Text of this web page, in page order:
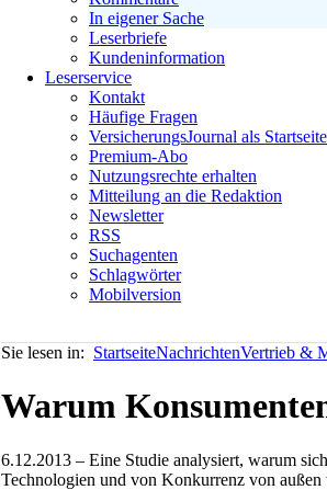
In eigener Sache
Leserbriefe
Kundeninformation
Leserservice
Kontakt
Häufige Fragen
VersicherungsJournal als Startseite
Premium-Abo
Nutzungsrechte erhalten
Mitteilung an die Redaktion
Newsletter
RSS
Suchagenten
Schlagwörter
Mobilversion
Sie lesen in: StartseiteNachrichtenVertrieb &
Warum
6.12.2013 – Eine Studie analysiert, warum
Technologien und von Konkurrenz von